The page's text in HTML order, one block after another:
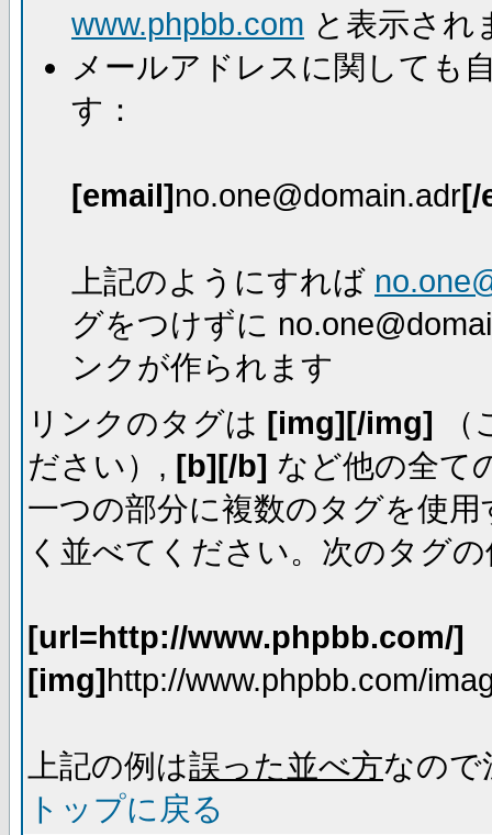
www.phpbb.com と表示され
メールアドレスに関しても
す：
[email]no.one@domain.adr[/
上記のようにすれば
グをつけずに
ンクが作られます
リンクのタグは [img][/img] （
ださい）, [b][/b] など他の全て
一つの部分に複数のタグを使
く並べてください。次のタグ
[url=http://www.phpbb.com/]
[img]http://www.phpbb.com/
上記の例は誤った並べ方なので
トップに戻る